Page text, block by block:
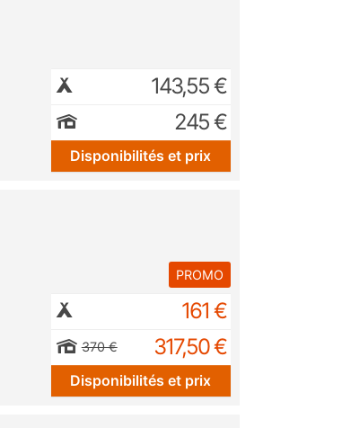
143,55 €
245 €
Disponibilités et prix
PROMO
161 €
370 € 317,50 €
Disponibilités et prix